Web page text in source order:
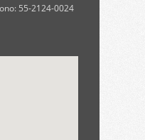
55-2124-0024